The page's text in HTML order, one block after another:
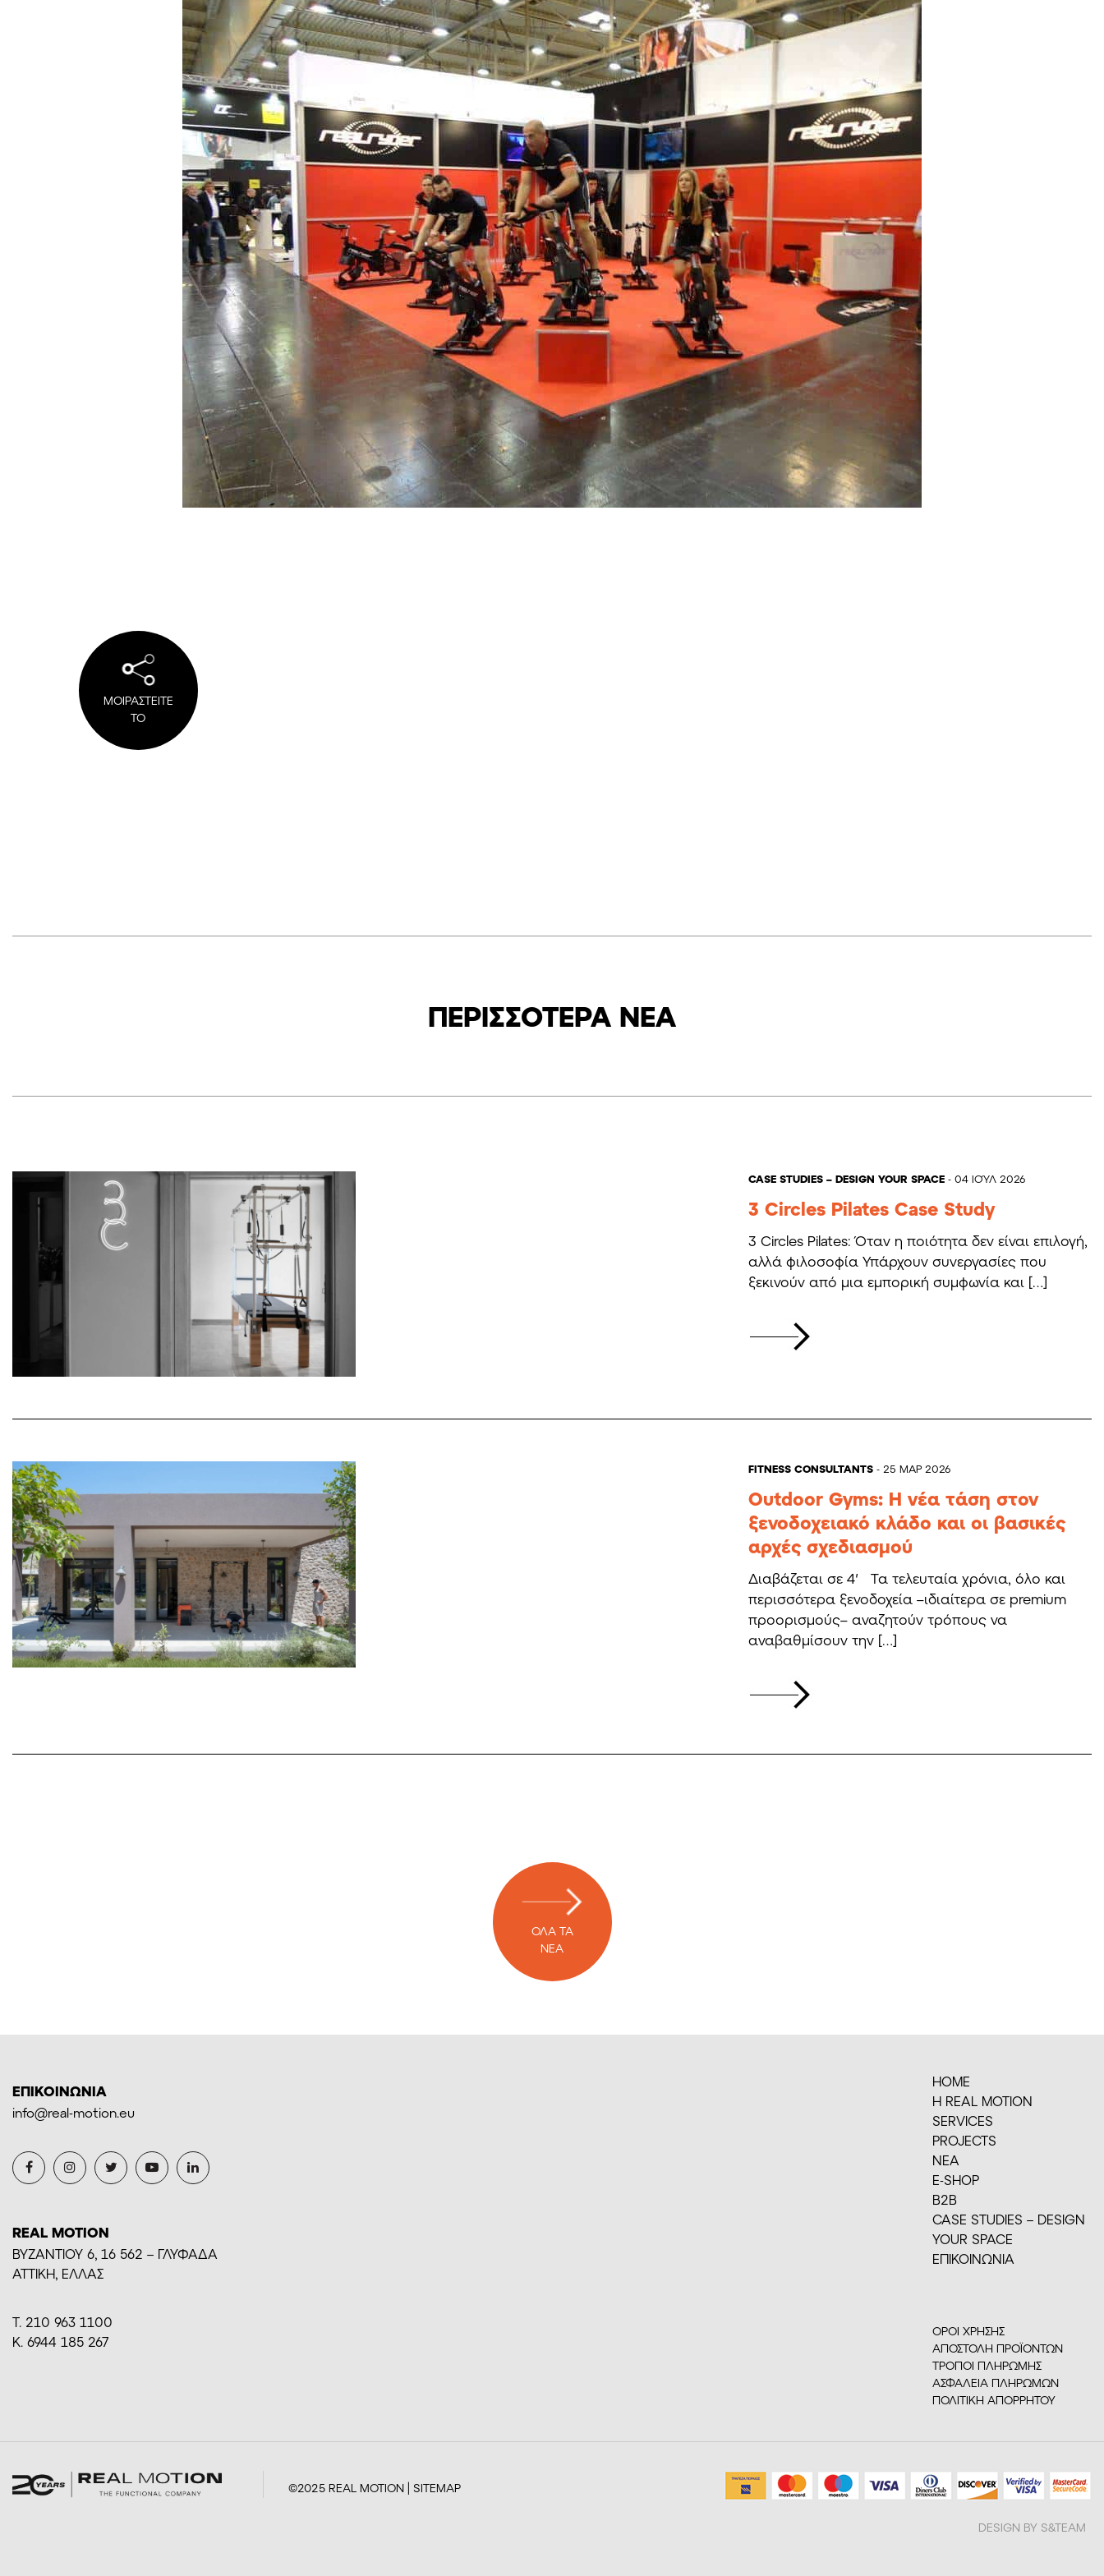
ΜΟΙΡΑΣΤΕΙΤΕ
ΤΟ
ΠΕΡΙΣΣΟΤΕΡΑ ΝΕΑ
CASE STUDIES – DESIGN YOUR SPACE - 04 ΙΟΎΛ 2026
3 Circles Pilates Case Study
3 Circles Pilates: Όταν η ποιότητα δεν είναι επιλογή,
αλλά φιλοσοφία Υπάρχουν συνεργασίες που
ξεκινούν από μια εμπορική συμφωνία και […]
FITNESS CONSULTANTS - 25 ΜΑΡ 2026
Outdoor Gyms: Η νέα τάση στον
ξενοδοχειακό κλάδο και οι βασικές
αρχές σχεδιασμού
Διαβάζεται σε 4′ Τα τελευταία χρόνια, όλο και
περισσότερα ξενοδοχεία –ιδιαίτερα σε premium
προορισμούς– αναζητούν τρόπους να
αναβαθμίσουν την […]
ΟΛΑ ΤΑ
ΝΕΑ
ΕΠΙΚΟΙΝΩΝΙΑ
info@real-motion.eu
REAL MOTION
BYZANTIOY 6, 16 562 – ΓΛΥΦΑΔΑ
ΑΤΤΙΚΗ, ΕΛΛΑΣ
Τ. 210 963 1100
Κ. 6944 185 267
HOME
H REAL MOTION
SERVICES
PROJECTS
ΝΕΑ
E-SHOP
Β2Β
CASE STUDIES – DESIGN
YOUR SPACE
ΕΠΙΚΟΙΝΩΝΙΑ
ΟΡΟΙ ΧΡΗΣΗΣ
ΑΠΟΣΤΟΛΗ ΠΡΟΪΟΝΤΩΝ
ΤΡΟΠΟΙ ΠΛΗΡΩΜΗΣ
ΑΣΦΑΛΕΙΑ ΠΛΗΡΩΜΩΝ
ΠΟΛΙΤΙΚΗ ΑΠΟΡΡΗΤΟΥ
©2025 REAL MOTION | SITEMAP
DESIGN BY S&TEAM